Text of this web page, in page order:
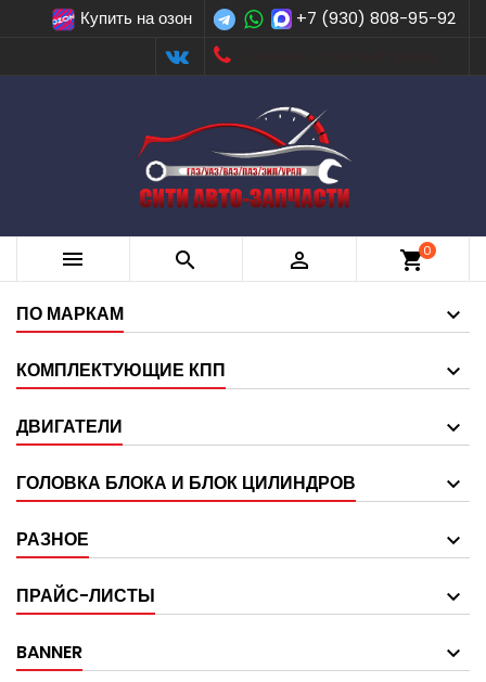
Купить на озон
+7 (930) 808-95-92
   shopping_cart0
ПО МАРКАМ
КОМПЛЕКТУЮЩИЕ КПП
ДВИГАТЕЛИ
ГОЛОВКА БЛОКА И БЛОК ЦИЛИНДРОВ
РАЗНОЕ
ПРАЙС-ЛИСТЫ
BANNER